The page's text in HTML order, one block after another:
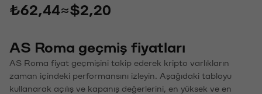
₺62,44≈$2,20
AS Roma geçmiş fiyatları
AS Roma fiyat geçmişini takip ederek kripto varlıkların
zaman içindeki performansını izleyin. Aşağıdaki tabloyu
kullanarak açılış ve kapanış değerlerini, en yüksek ve en